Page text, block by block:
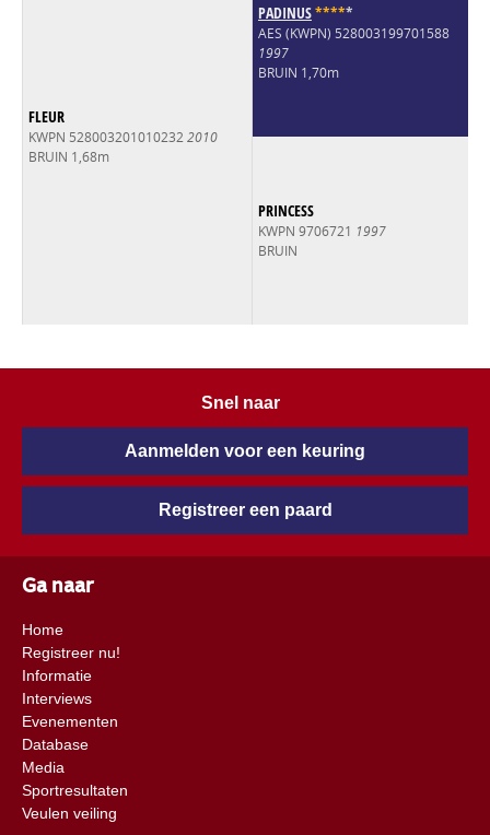
FLEUR
KWPN 5280032010102322010
BRUIN 1,68m
PADINUS*****
AES (KWPN) 528003199701588
1997
BRUIN 1,70m
PRINCESS
KWPN 9706721 1997
BRUIN
Snel naar
Aanmelden voor een keuring
Registreer een paard
Ga naar
Home
Registreer nu!
Informatie
Interviews
Evenementen
Database
Media
Sportresultaten
Veulen veiling